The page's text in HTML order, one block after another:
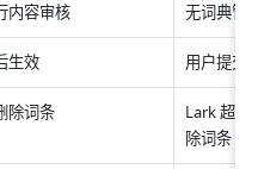
内容审核 无词典管
生效 用户提交
除词条
Lark 超级
除词条